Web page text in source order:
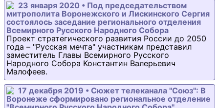
23 января 2020 • Под председательством
митрополита Воронежского и Лискинского Сергия
состоялось заседание регионального отделения
Всемирного Русского Народного Собора
Проект стратегического развития России до 2050
года – "Русская мечта" участникам представил
заместитель Главы Всемирного Русского
Народного Собора Константин Валерьевич
Малофеев.
17 декабря 2019 • Сюжет телеканала "Союз": В
Воронеже сформировано региональное отделение